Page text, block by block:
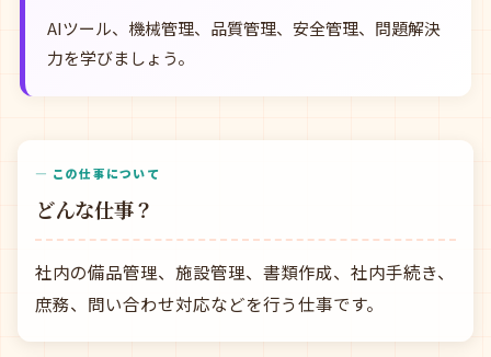
AIツール、機械管理、品質管理、安全管理、問題解決
力を学びましょう。
— この仕事について
どんな仕事？
社内の備品管理、施設管理、書類作成、社内手続き、
庶務、問い合わせ対応などを行う仕事です。